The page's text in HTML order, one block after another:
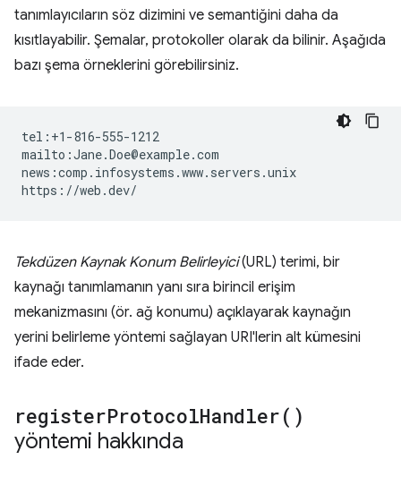
tanımlayıcıların söz dizimini ve semantiğini daha da
kısıtlayabilir. Şemalar, protokoller olarak da bilinir. Aşağıda
bazı şema örneklerini görebilirsiniz.
tel:+1-816-555-1212
mailto:Jane.Doe@example.com
news:comp.infosystems.www.servers.unix
Tekdüzen Kaynak Konum Belirleyici(URL) terimi, bir
kaynağı tanımlamanın yanı sıra birincil erişim
mekanizmasını (ör. ağ konumu) açıklayarak kaynağın
yerini belirleme yöntemi sağlayan URI'lerin alt kümesini
ifade eder.
registerProtocolHandler( )
yöntemi hakkında